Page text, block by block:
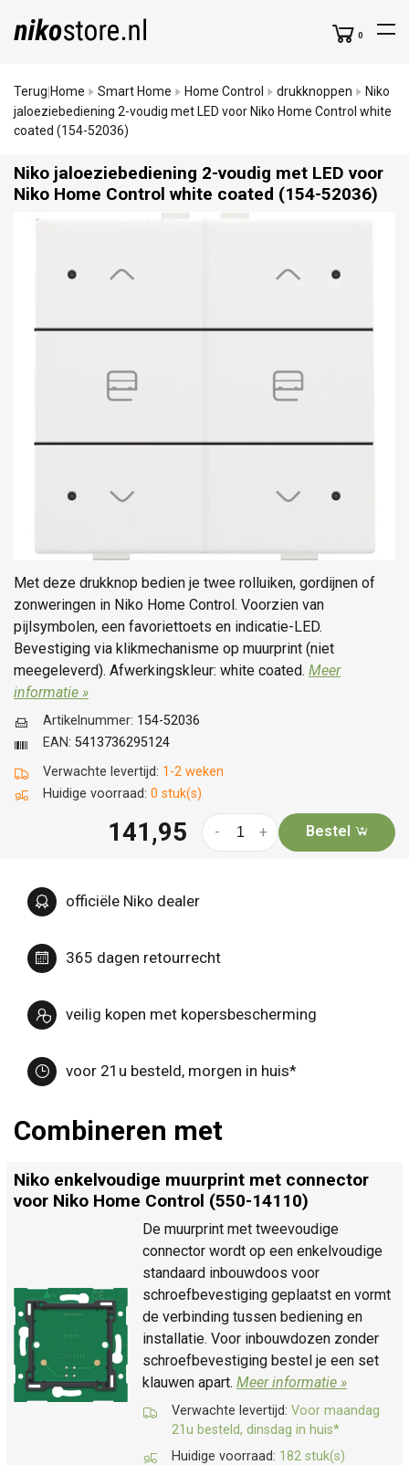
0
Terug Home Smart Home Home Control drukknoppen
Niko
jaloeziebediening 2-voudig met LED voor Niko Home Control white
coated (154-52036)
Niko jaloeziebediening 2-voudig met LED voor
Niko Home Control white coated (154-52036)
Met deze drukknop bedien je twee rolluiken, gordijnen of
zonweringen in Niko Home Control. Voorzien van
pijlsymbolen, een favoriettoets en indicatie-LED.
Bevestiging via klikmechanisme op muurprint (niet
meegeleverd). Afwerkingskleur: white coated. Meer
informatie »
Verwachte levertijd: 1-2 weken
Huidige voorraad: 0 stuk(s)
Artikelnummer: 154-52036
EAN: 5413736295124
141,95 +
- Bestel
officiële Niko dealer
365 dagen retourrecht
veilig kopen met kopersbescherming
voor 21u besteld, morgen in huis*
Combineren met
Niko enkelvoudige muurprint met connector
voor Niko Home Control (550-14110)
De muurprint met tweevoudige
connector wordt op een enkelvoudige
standaard inbouwdoos voor
schroefbevestiging geplaatst en vormt
de verbinding tussen bediening en
installatie. Voor inbouwdozen zonder
schroefbevestiging bestel je een set
klauwen apart. Meer informatie »
Verwachte levertijd: Voor maandag
21u besteld, dinsdag in huis*
Huidige voorraad: 182 stuk(s)